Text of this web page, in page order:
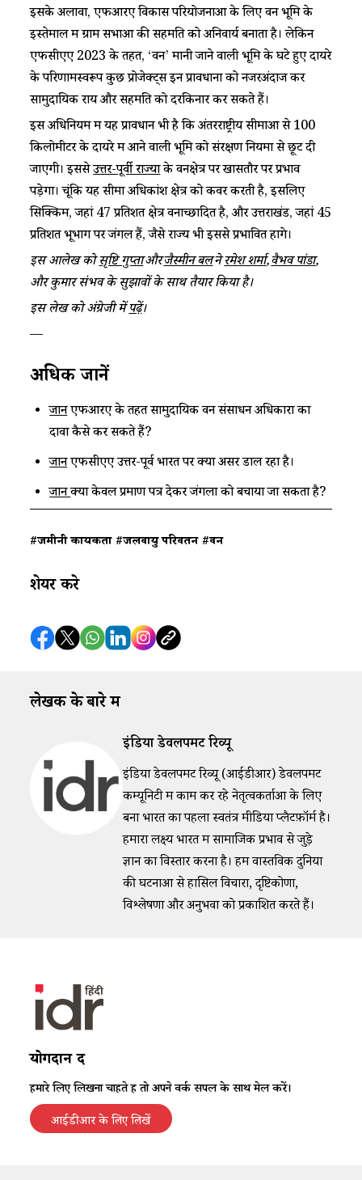
इसके अलावा, एफआरए विकास परियोजनाओं के लिए वन भूमि के
इस्तेमाल में ग्राम सभाओं की सहमति को अनिवार्य बनाता है। लेकिन
एफसीएए 2023 के तहत, ‘वन’ मानी जाने वाली भूमि के घटे हुए दायरे
के परिणामस्वरूप कुछ प्रोजेक्ट्स इन प्रावधानों को नजरअंदाज कर
सामुदायिक राय और सहमति को दरकिनार कर सकते हैं।
इस अधिनियम में यह प्रावधान भी है कि अंतरराष्ट्रीय सीमाओं से 100
किलोमीटर के दायरे में आने वाली भूमि को संरक्षण नियमों से छूट दी
जाएगी। इससेउत्तर-पूर्वी राज्योंके वनक्षेत्र पर खासतौर पर प्रभाव
पड़ेगा। चूंकि यह सीमा अधिकांश क्षेत्र को कवर करती है, इसलिए
सिक्किम, जहां 47 प्रतिशत क्षेत्र वनाच्छादित है, और उत्तराखंड, जहां 45
प्रतिशत भूभाग पर जंगल हैं, जैसे राज्य भी इससे प्रभावित होंगे।
इस आलेख कोसृष्टि गुप्ताऔरजैस्मीन बलनेरमेश शर्मा,वैभव पांडा,
और कुमार संभव के सुझावों के साथ तैयार किया है।
इस लेख को अंग्रेजी मेंपढ़ें।
—
अधिक जानें
जानेंएफआरए के तहत सामुदायिक वन संसाधन अधिकारों का
दावा कैसे कर सकते हैं?
जानेंएफसीएए उत्तर-पूर्व भारत पर क्या असर डाल रहा है।
जानेंक्या केवल प्रमाण पत्र देकर जंगलों को बचाया जा सकता है?
#जमीनी कार्यकर्ता #जलवायु परिवर्तन #वन
शेयर करे
लेखक के बारे में
इंडिया डेवलपमेंट रिव्यू
इंडिया डेवलपमेंट रिव्यू (आईडीआर) डेवलपमेंट
कम्यूनिटी में काम कर रहे नेतृत्वकर्ताओं के लिए
बना भारत का पहला स्वतंत्र मीडिया प्लैटफ़ॉर्म है।
हमारा लक्ष्य भारत में सामाजिक प्रभाव से जुड़े
ज्ञान का विस्तार करना है। हम वास्तविक दुनिया
की घटनाओं से हासिल विचारों, दृष्टिकोणों,
विश्लेषणों और अनुभवों को प्रकाशित करते हैं।
योगदान दें
हमारे लिए लिखना चाहते हैं तो अपने वर्क सैंपल के साथ मेल करें।
आईडीआर के लिए लिखें